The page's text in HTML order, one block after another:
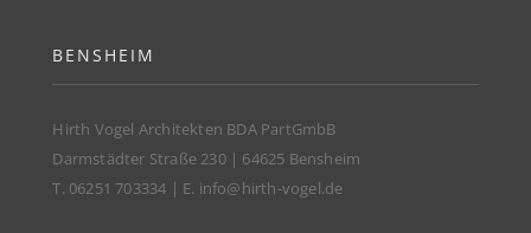
BENSHEIM
Hirth Vogel Architekten BDA PartGmbB
Darmstädter Straße 230 | 64625 Bensheim
T. 06251 703334 | E. info@hirth-vogel.de